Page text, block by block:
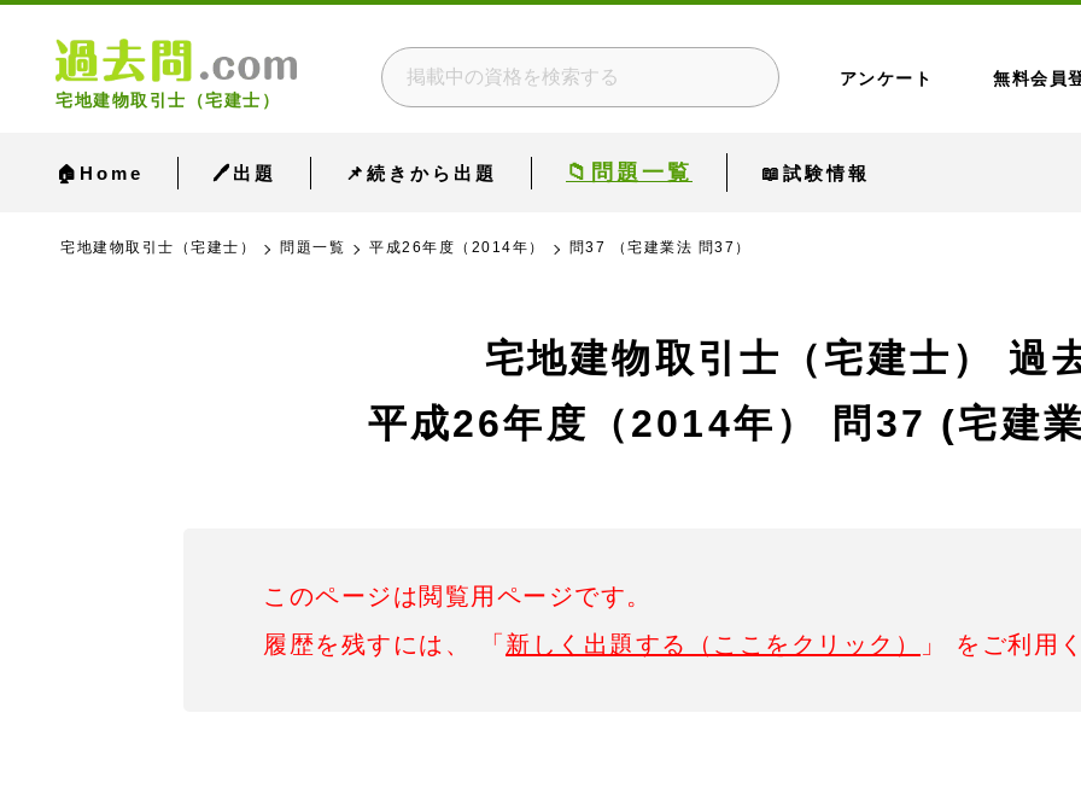
宅地建物取引士（宅建士）
アンケート 無料会員
🏠Home 🖊出題 📌続きから出題 📁問題一覧 📖試験情報
宅地建物取引士（宅建士） 問題一覧 平成26年度（2014年） 問37 （宅建業法 問37）
宅地建物取引士（宅建士） 過
平成26年度（2014年）
問37 (宅建
このページは閲覧用ページです。
履歴を残すには、 「 新しく出題する（ここをクリック） 」 をご利用